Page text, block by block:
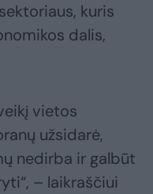
kuris
dalis,
vietos
užsidarė,
nedirba ir galbūt
– laikraščiui